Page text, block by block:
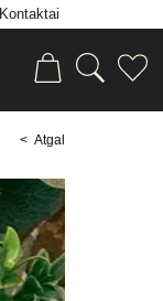
Kontaktai
< Atgal